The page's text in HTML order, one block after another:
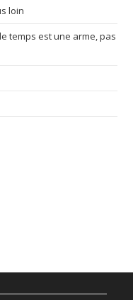
loin
temps est une arme, pas